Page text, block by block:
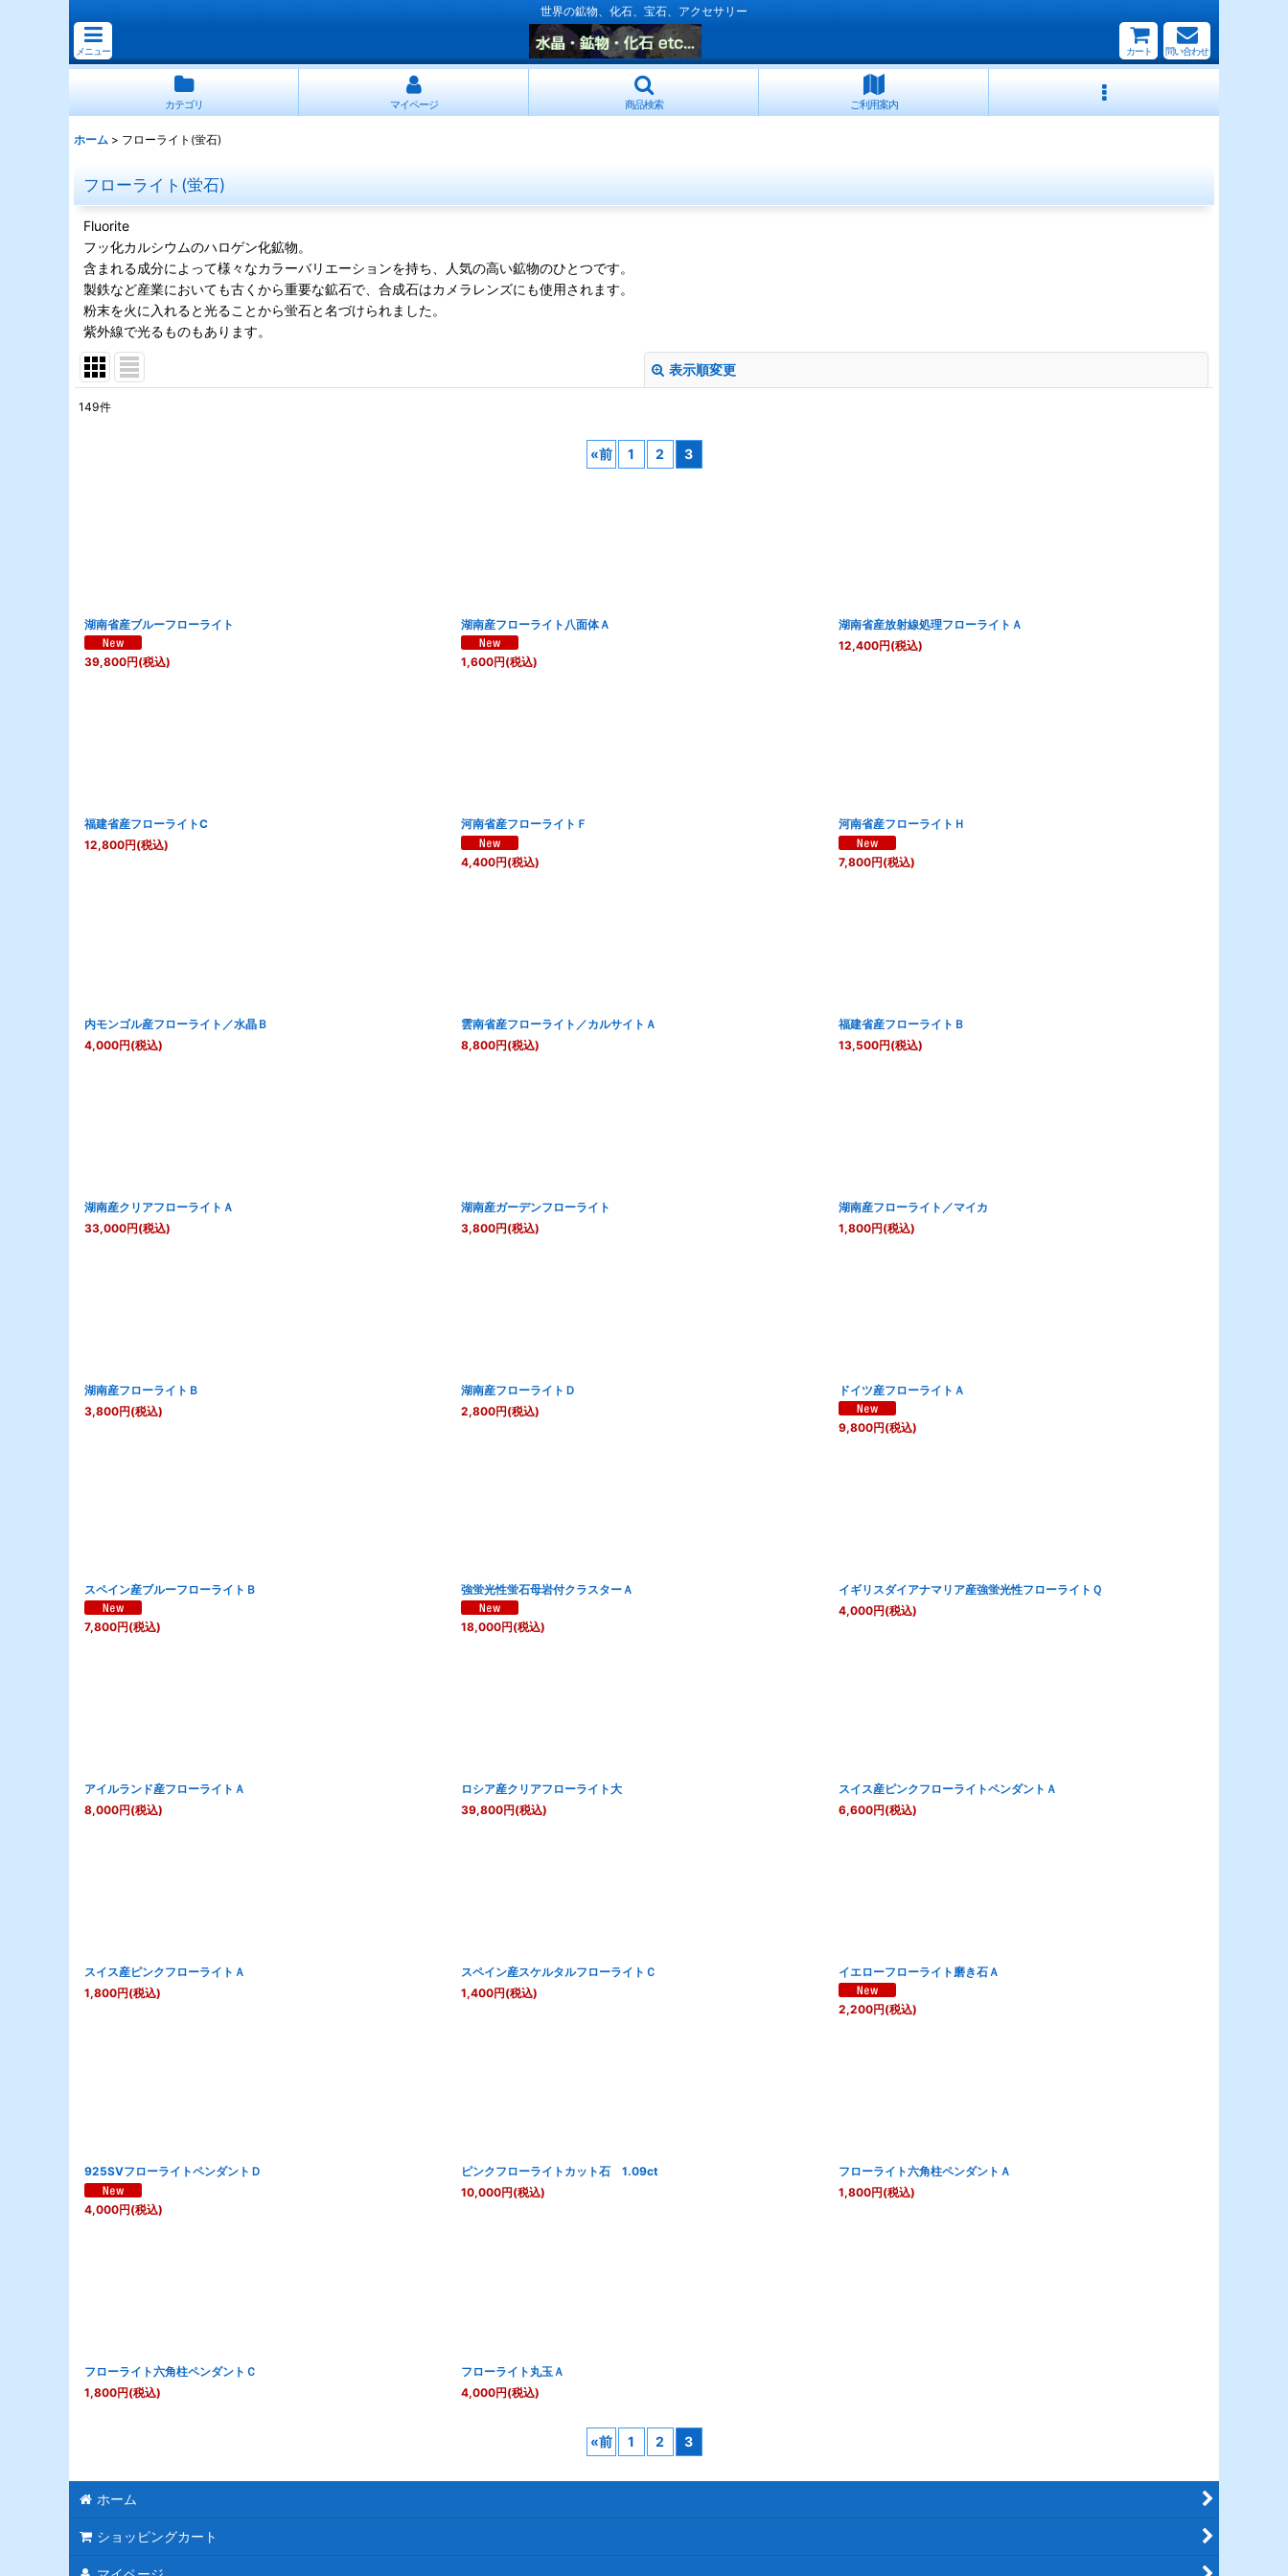
世界の鉱物、化石、宝石、アクセサリー
メニュー カート 問い合わせ
カテゴリ マイページ 商品検索 ご利用案内
ホーム > フローライト(蛍石)
フローライト(蛍石)
Fluorite
フッ化カルシウムのハロゲン化鉱物。
含まれる成分によって様々なカラーバリエーションを持ち、人気の高い鉱物のひとつです。
製鉄など産業においても古くから重要な鉱石で、合成石はカメラレンズにも使用されます。
粉末を火に入れると光ることから蛍石と名づけられました。
紫外線で光るものもあります。
表示順変更
149件
«前 1 2 3
湖南省産ブルーフローライト
39,800円(税込)
湖南産フローライト八面体Ａ
1,600円(税込)
湖南省産放射線処理フローライトＡ
12,400円(税込)
福建省産フローライトC
12,800円(税込)
河南省産フローライトＦ
4,400円(税込)
河南省産フローライトＨ
7,800円(税込)
内モンゴル産フローライト／水晶Ｂ
4,000円(税込)
雲南省産フローライト／カルサイトＡ
8,800円(税込)
福建省産フローライトＢ
13,500円(税込)
湖南産クリアフローライトＡ
33,000円(税込)
湖南産ガーデンフローライト
3,800円(税込)
湖南産フローライト／マイカ
1,800円(税込)
湖南産フローライトＢ
3,800円(税込)
湖南産フローライトＤ
2,800円(税込)
ドイツ産フローライトＡ
9,800円(税込)
スペイン産ブルーフローライトＢ
7,800円(税込)
強蛍光性蛍石母岩付クラスターＡ
18,000円(税込)
イギリスダイアナマリア産強蛍光性フローライトＱ
4,000円(税込)
アイルランド産フローライトＡ
8,000円(税込)
ロシア産クリアフローライト大
39,800円(税込)
スイス産ピンクフローライトペンダントＡ
6,600円(税込)
スイス産ピンクフローライトＡ
1,800円(税込)
スペイン産スケルタルフローライトＣ
1,400円(税込)
イエローフローライト磨き石Ａ
2,200円(税込)
925SVフローライトペンダントＤ
4,000円(税込)
ピンクフローライトカット石 1.09ct
10,000円(税込)
フローライト六角柱ペンダントＡ
1,800円(税込)
フローライト六角柱ペンダントＣ
1,800円(税込)
フローライト丸玉Ａ
4,000円(税込)
«前 1 2 3
ホーム
ショッピングカート